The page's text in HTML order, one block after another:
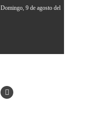
Domingo, 9 de agosto del